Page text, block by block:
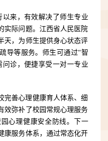
来，有效解决了师生专业
实际问题。江西省人民医院
天，为师生提供身心状态评
导等服务。师生可通过“智
问诊，便捷享受一对一专业
完善心理健康育人体系、细
效弥补了校园常规心理服务
心理健康安全防线。下一
康服务体系，通过常态化开